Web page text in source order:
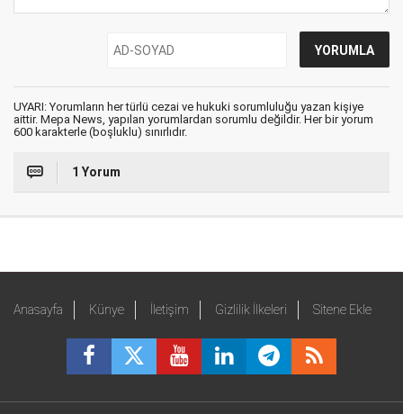
UYARI: Yorumların her türlü cezai ve hukuki sorumluluğu yazan kişiye
aittir. Mepa News, yapılan yorumlardan sorumlu değildir. Her bir yorum
600 karakterle (boşluklu) sınırlıdır.
1 Yorum
Anasayfa Künye İletişim Gizlilik İlkeleri Sitene Ekle